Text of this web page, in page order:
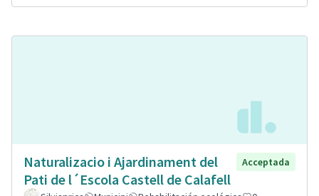
Naturalizacio i Ajardinament del
Pati de l´Escola Castell de Calafell
Acceptada